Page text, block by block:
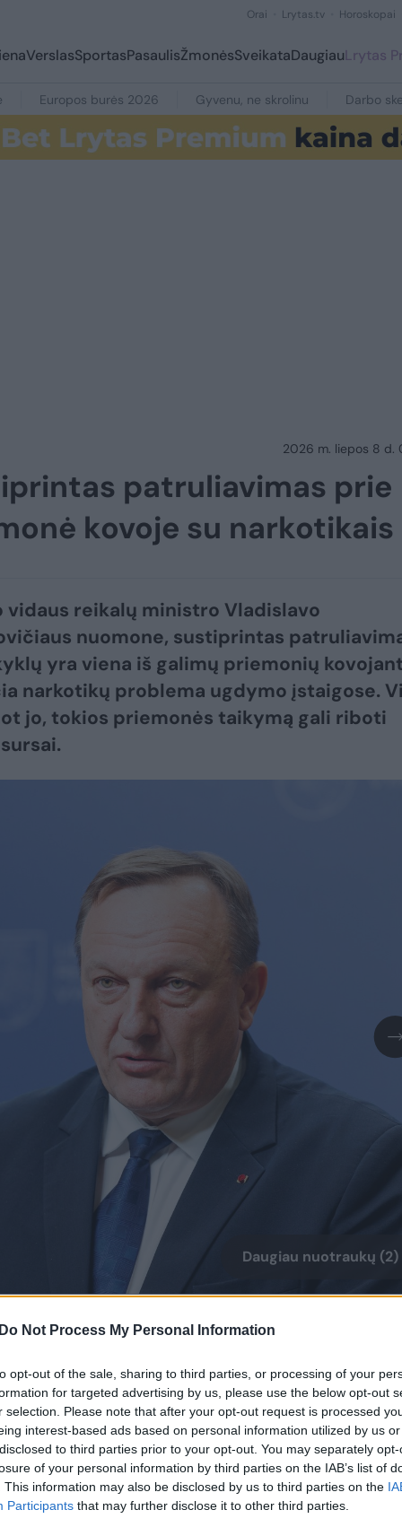
Do Not Process My Personal Information
opt-out of the sale, sharing to third parties, or processing of your
for targeted advertising by us, please use the below opt-out
selection. Please note that after your opt-out request is processed
interest-based ads based on personal information utilized by us
to third parties prior to your opt-out. You may separately
of your personal information by third parties on the IAB’s list of
This information may also be disclosed by us to third parties on the
Participants that may further disclose it to other third parties.
Orai Lrytas.tv Horoskopai
VerslasSportasPasaulisŽmonėsSveikataDaugiauLrytas
Europos burės 2026 Gyvenu, ne skrolinu Darbo
2026 m. liepos 8 d.
patruliavimas prie
kovoje su narkotikais
vidaus reikalų ministro Vladislavo
nuomone, sustiprintas
yra viena iš galimų priemonių
narkotikų problema ugdymo įstaigose.
jo, tokios priemonės taikymą gali riboti
Daugiau nuotraukų (2)
patekimą į mokyklą bet kokių asmenų, ypač
veiksmingos, bet reikia suprasti, kad yra
į tai, kas yra daroma (…), priemonė tokia (yra –
žurnalistams teigė laikinasis ministras.
reikalų ministras Martynas Katelynas
narkotikų problema ugdymo įstaigose, reikėtų